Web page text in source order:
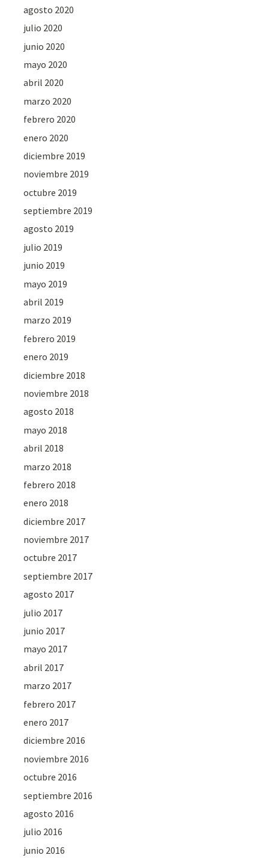
agosto 2020
julio 2020
junio 2020
mayo 2020
abril 2020
marzo 2020
febrero 2020
enero 2020
diciembre 2019
noviembre 2019
octubre 2019
septiembre 2019
agosto 2019
julio 2019
junio 2019
mayo 2019
abril 2019
marzo 2019
febrero 2019
enero 2019
diciembre 2018
noviembre 2018
agosto 2018
mayo 2018
abril 2018
marzo 2018
febrero 2018
enero 2018
diciembre 2017
noviembre 2017
octubre 2017
septiembre 2017
agosto 2017
julio 2017
junio 2017
mayo 2017
abril 2017
marzo 2017
febrero 2017
enero 2017
diciembre 2016
noviembre 2016
octubre 2016
septiembre 2016
agosto 2016
julio 2016
junio 2016